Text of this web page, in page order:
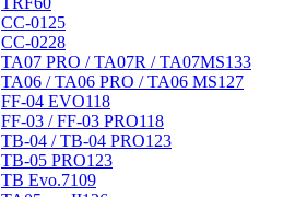
CC-01 25
CC-0228
TA07 PRO / TA07R / TA07MS133
TA06 / TA06 PRO / TA06 MS127
FF-04 EVO118
FF-03 / FF-03 PRO118
TB-04 / TB-04 PRO123
TB-05 PRO123
TB Evo.7109